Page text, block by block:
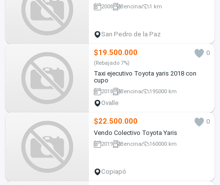
2008 Bencina 1 km
San Pedro de la Paz
$19.500.000 0
(Rebajado 7%)
Taxi ejecutivo Toyota yaris 2018 con
cupo
2018 Bencina 195000 km
Ovalle
$22.500.000
0
Vendo Colectivo Toyota Yaris
2019 Bencina 160000 km
Copiapó